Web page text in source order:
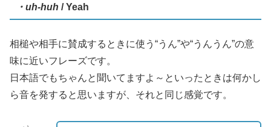
・uh-huh / Yeah
相槌や相手に賛成するときに使う“うん”や“うんうん”の意
味に近いフレーズです。
日本語でもちゃんと聞いてますよ～といったときは何かし
ら音を発すると思いますが、それと同じ感覚です。